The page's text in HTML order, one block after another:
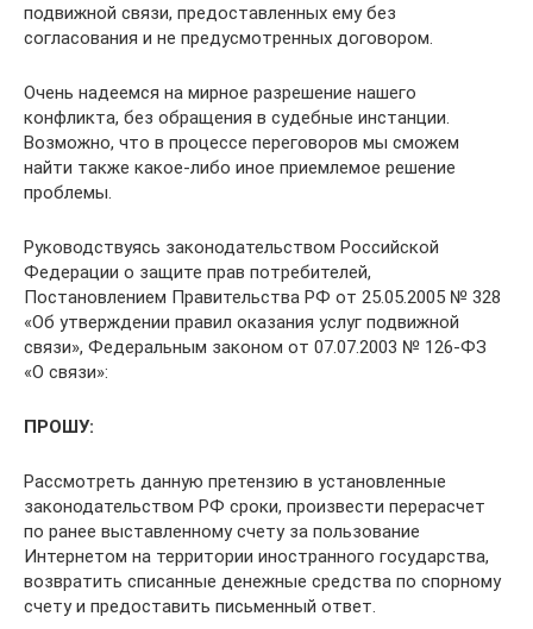
подвижной связи, предоставленных ему без
согласования и не предусмотренных договором.
Очень надеемся на мирное разрешение нашего
конфликта, без обращения в судебные инстанции.
Возможно, что в процессе переговоров мы сможем
найти также какое-либо иное приемлемое решение
проблемы.
Руководствуясь законодательством Российской
Федерации о защите прав потребителей,
Постановлением Правительства РФ от 25.05.2005 № 328
«Об утверждении правил оказания услуг подвижной
связи», Федеральным законом от 07.07.2003 № 126-ФЗ
«О связи»:
ПРОШУ:
Рассмотреть данную претензию в установленные
законодательством РФ сроки, произвести перерасчет
по ранее выставленному счету за пользование
Интернетом на территории иностранного государства,
возвратить списанные денежные средства по спорному
счету и предоставить письменный ответ.